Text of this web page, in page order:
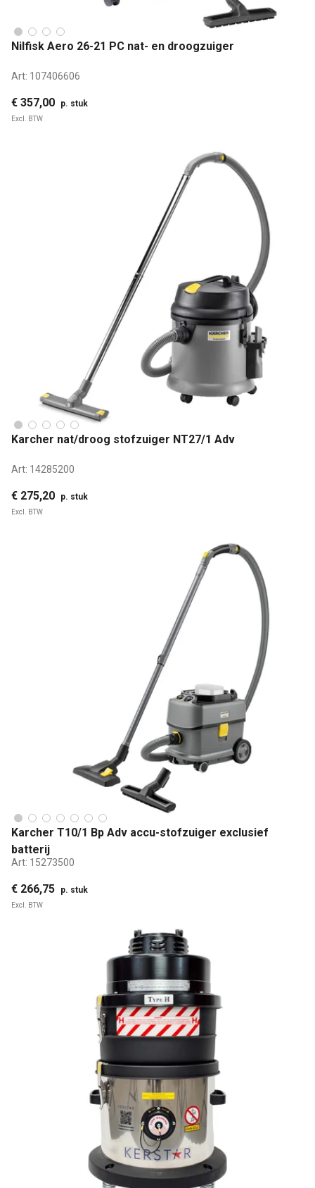
Nilfisk Aero 26-21 PC nat- en droogzuiger
Art: 107406606
€ 357,00 p. stuk
Excl. BTW
Karcher nat/droog stofzuiger NT27/1 Adv
Art: 14285200
€ 275,20 p. stuk
Excl. BTW
Karcher T10/1 Bp Adv accu-stofzuiger exclusief
batterij
Art: 15273500
€ 266,75 p. stuk
Excl. BTW